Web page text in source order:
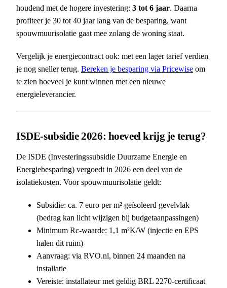
houdend met de hogere investering: 3 tot 6 jaar. Daarna
profiteer je 30 tot 40 jaar lang van de besparing, want
spouwmuurisolatie gaat mee zolang de woning staat.
Vergelijk je energiecontract ook: met een lager tarief verdien
je nog sneller terug. Bereken je besparing via Pricewise om
te zien hoeveel je kunt winnen met een nieuwe
energieleverancier.
ISDE-subsidie 2026: hoeveel krijg je terug?
De ISDE (Investeringssubsidie Duurzame Energie en
Energiebesparing) vergoedt in 2026 een deel van de
isolatiekosten. Voor spouwmuurisolatie geldt:
Subsidie: ca. 7 euro per m² geïsoleerd gevelvlak
(bedrag kan licht wijzigen bij budgetaanpassingen)
Minimum Rc-waarde: 1,1 m²K/W (injectie en EPS
halen dit ruim)
Aanvraag: via RVO.nl, binnen 24 maanden na
installatie
Vereiste: installateur met geldig BRL 2270-certificaat